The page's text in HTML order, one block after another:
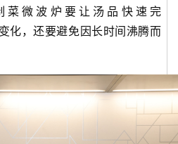
菜微波炉要让汤品快速完
，还要避免因长时间沸腾而